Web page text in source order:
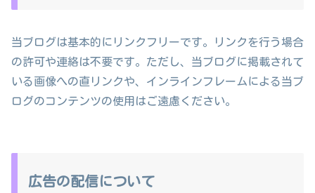
当ブログは基本的にリンクフリーです。リンクを行う場合
の許可や連絡は不要です。ただし、当ブログに掲載されて
いる画像への直リンクや、インラインフレームによる当ブ
ログのコンテンツの使用はご遠慮ください。
広告の配信について